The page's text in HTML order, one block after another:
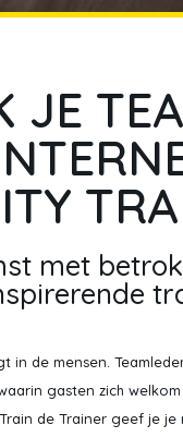
JE
met
in de mensen.
gasten zich
de Trainer geef je je